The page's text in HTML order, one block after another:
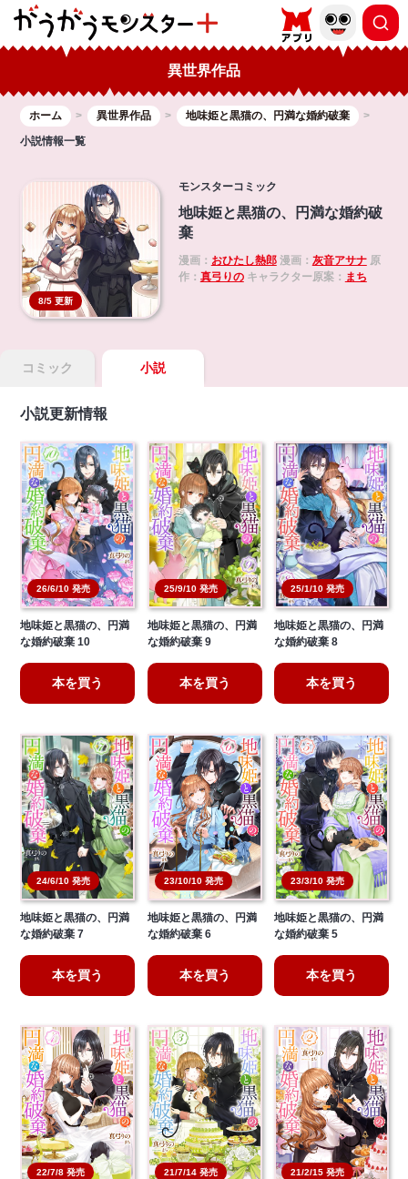
異世界作品
ホーム 異世界作品
地味姫と黒猫の、円満な婚約破棄
小説情報一覧
8/5 更新
モンスターコミック
地味姫と黒猫の、円満な婚約破
棄
漫画： おひたし熱郎漫画： 灰音アサナ原
作： 真弓りのキャラクター原案： まち
コミック 小説
小説更新情報
26/6/10 発売
地味姫と黒猫の、円満
な婚約破棄 10
本を買う
25/9/10 発売
地味姫と黒猫の、円満
な婚約破棄 9
本を買う
25/1/10 発売
地味姫と黒猫の、円満
な婚約破棄 8
本を買う
24/6/10 発売
地味姫と黒猫の、円満
な婚約破棄 7
本を買う
23/10/10 発売
地味姫と黒猫の、円満
な婚約破棄 6
本を買う
23/3/10 発売
地味姫と黒猫の、円満
な婚約破棄 5
本を買う
22/7/8 発売 21/7/14 発売 21/2/15 発売